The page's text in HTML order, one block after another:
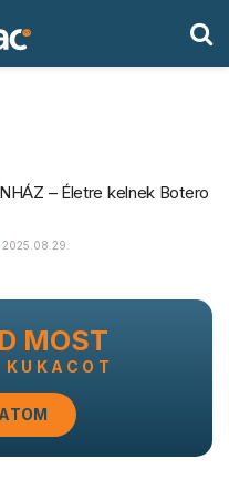
– Életre kelnek Botero
2025.08.29.
MOST